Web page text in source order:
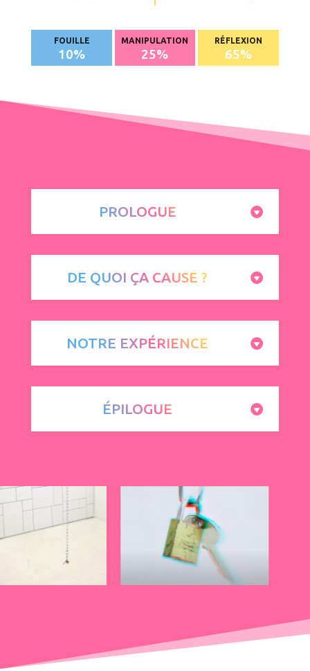
FOUILLE
10%
MANIPULATION
25%
RÉFLEXION
65%
PROLOGUE
DE QUOI ÇA CAUSE ?
NOTRE EXPÉRIENCE
ÉPILOGUE